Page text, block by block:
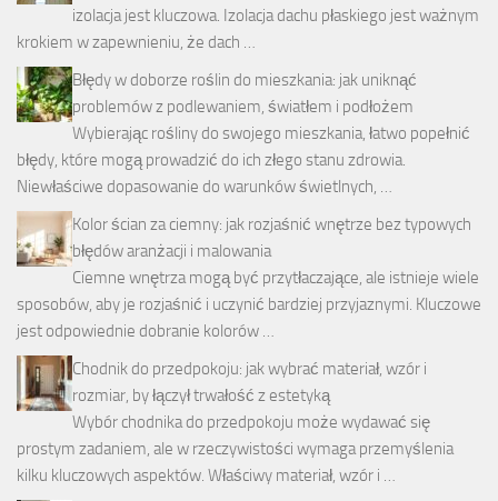
izolacja jest kluczowa. Izolacja dachu płaskiego jest ważnym
krokiem w zapewnieniu, że dach …
Błędy w doborze roślin do mieszkania: jak uniknąć
problemów z podlewaniem, światłem i podłożem
Wybierając rośliny do swojego mieszkania, łatwo popełnić
błędy, które mogą prowadzić do ich złego stanu zdrowia.
Niewłaściwe dopasowanie do warunków świetlnych, …
Kolor ścian za ciemny: jak rozjaśnić wnętrze bez typowych
błędów aranżacji i malowania
Ciemne wnętrza mogą być przytłaczające, ale istnieje wiele
sposobów, aby je rozjaśnić i uczynić bardziej przyjaznymi. Kluczowe
jest odpowiednie dobranie kolorów …
Chodnik do przedpokoju: jak wybrać materiał, wzór i
rozmiar, by łączył trwałość z estetyką
Wybór chodnika do przedpokoju może wydawać się
prostym zadaniem, ale w rzeczywistości wymaga przemyślenia
kilku kluczowych aspektów. Właściwy materiał, wzór i …